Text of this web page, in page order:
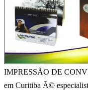
IMPRESSÃO DE
em Curitiba Ã©